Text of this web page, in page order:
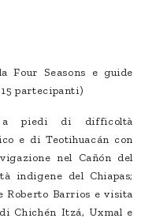
Four Seasons e guide
partecipanti)
a piedi di difficoltà
e di Teotihuacán con
nel Cañón del
indigene del Chiapas;
Roberto Barrios e visita
Chichén Itzá, Uxmal e